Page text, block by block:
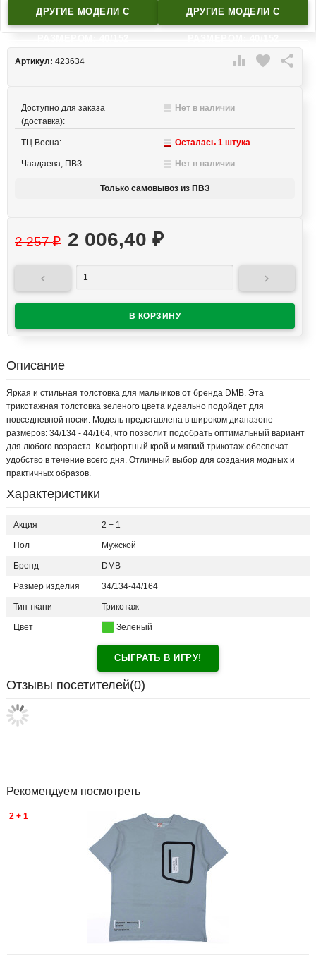
ДРУГИЕ МОДЕЛИ C ДРУГИЕ МОДЕЛИ C
 favorite 
Артикул: 423634
Доступно для заказа
(доставка):
Нет в наличии
ТЦ Весна: Осталась 1 штука
Чаадаева, ПВЗ: Нет в наличии
Только самовывоз из ПВЗ
2 257₽ 2 006,40 ₽
 
Описание
Яркая и стильная толстовка для мальчиков от бренда DMB. Эта
трикотажная толстовка зеленого цвета идеально подойдет для
повседневной носки. Модель представлена в широком диапазоне
размеров: 34/134 - 44/164, что позволит подобрать оптимальный вариант
для любого возраста. Комфортный крой и мягкий трикотаж обеспечат
удобство в течение всего дня. Отличный выбор для создания модных и
практичных образов.
Характеристики
Акция 2 + 1
Пол Мужской
Бренд DMB
Размер изделия 34/134-44/164
Тип ткани Трикотаж
Цвет Зеленый
СЫГРАТЬ В ИГРУ!
Отзывы посетителей(0)
Рекомендуем посмотреть
2 + 1